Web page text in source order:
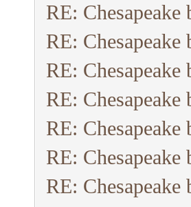
RE: Chesapeake
RE: Chesapeake
RE: Chesapeake
RE: Chesapeake
RE: Chesapeake
RE: Chesapeake
RE: Chesapeake